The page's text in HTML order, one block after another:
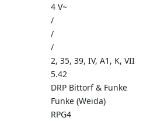
4 V~
/
/
/
2, 35, 39, IV, A1, K, VII
5.42
DRP Bittorf & Funke
Funke (Weida)
RPG4